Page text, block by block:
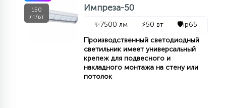
150
лт/вт
Импреза-50
✨7500 лм ⚡50 вт 🛡️ip65
Производственный светодиодный
светильник имеет универсальный
крепеж для подвесного и
накладного монтажа на стену или
потолок